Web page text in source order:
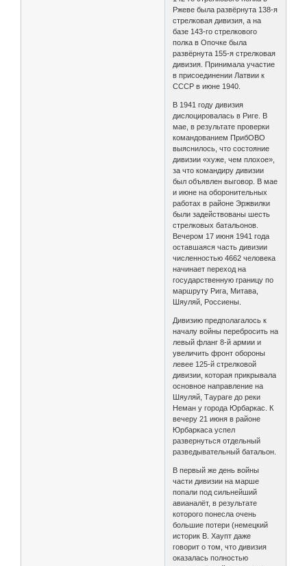
Ржеве была развёрнута 138-я
стрелковая дивизия, а на
базе 143-го стрелкового
полка в Опочке была
развёрнута 155-я стрелковая
дивизия. Принимала участие
в присоединении Латвии к
СССР в июне 1940.
В 1941 году дивизия
дислоцировалась в Риге. В
мае, в результате проверки
командованием ПрибОВО
выяснилось, что состояние
дивизии «хуже, чем плохое»,
за что командиру дивизии
был объявлен выговор. В мае
и июне на оборонительных
работах в районе Эржвилки
были задействованы шесть
стрелковых батальонов.
Вечером 17 июня 1941 года
оставшаяся часть дивизии
численностью 4662 человека
начинает переход на
государственную границу по
маршруту Рига, Митава,
Шяуляй, Россиены.
Дивизию предполагалось к
началу войны перебросить на
левый фланг 8-й армии и
увеличить фронт обороны
левее 125-й стрелковой
дивизии, которая прикрывала
основное направление на
Шяуляй, Таураге до реки
Неман у города Юрбаркас. К
вечеру 21 июня в районе
Юрбаркаса успел
развернуться отдельный
разведывательный батальон.
В первый же день войны
части дивизии на марше
попали под сильнейший
авианалёт, в результате
которого понесла очень
большие потери (немецкий
историк В. Хаупт даже
говорит о том, что дивизия
оказалась полностью